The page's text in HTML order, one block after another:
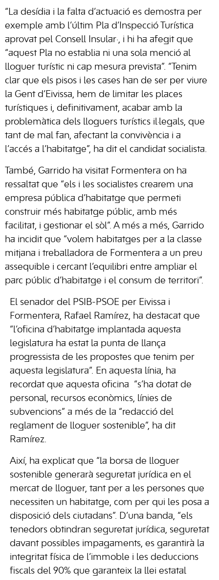
“La desídia i la falta d’actuació es demostra per
exemple amb l’últim Pla d’Inspecció Turística
aprovat pel Consell Insular·, i hi ha afegit que
“aquest Pla no establia ni una sola menció al
lloguer turístic ni cap mesura prevista”. “Tenim
clar que els pisos i les cases han de ser per viure
la Gent d’Eivissa, hem de limitar les places
turístiques i, definitivament, acabar amb la
problemàtica dels lloguers turístics il·legals, que
tant de mal fan, afectant la convivència i a
l’accés a l’habitatge”, ha dit el candidat socialista.
També, Garrido ha visitat Formentera on ha
ressaltat que “els i les socialistes crearem una
empresa pública d’habitatge que permeti
construir més habitatge públic, amb més
facilitat, i gestionar el sòl”. A més a més, Garrido
ha incidit que “volem habitatges per a la classe
mitjana i treballadora de Formentera a un preu
assequible i cercant l’equilibri entre ampliar el
parc públic d’habitatge i el consum de territori”.
El senador del PSIB-PSOE per Eivissa i
Formentera, Rafael Ramírez, ha destacat que
“l’oficina d’habitatge implantada aquesta
legislatura ha estat la punta de llança
progressista de les propostes que tenim per
aquesta legislatura”. En aquesta línia, ha
recordat que aquesta oficina “s’ha dotat de
personal, recursos econòmics, línies de
subvencions” a més de la “redacció del
reglament de lloguer sostenible”, ha dit
Ramírez.
Així, ha explicat que “la borsa de lloguer
sostenible generarà seguretat jurídica en el
mercat de lloguer, tant per a les persones que
necessiten un habitatge, com per qui les posa a
disposició dels ciutadans”. D’una banda, “els
tenedors obtindran seguretat jurídica, seguretat
davant possibles impagaments, es garantirà la
integritat física de l’immoble i les deduccions
fiscals del 90% que garanteix la llei estatal